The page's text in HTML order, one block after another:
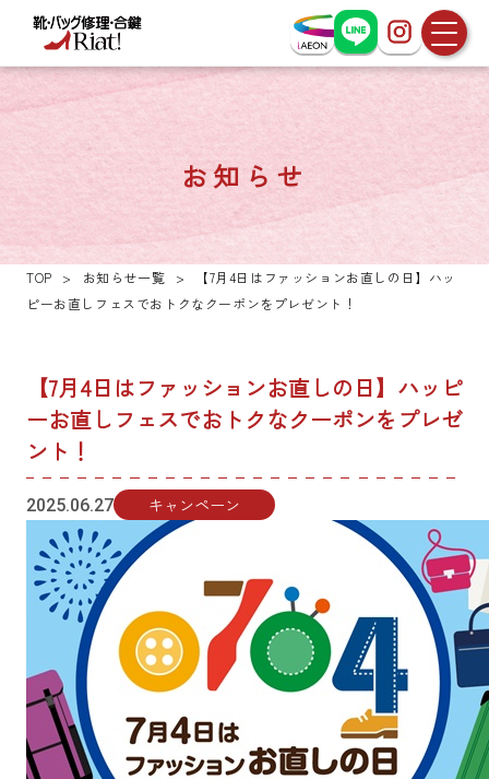
お知らせ
TOP > お知らせ一覧 >
【7月4日はファッションお直しの日】ハッ
ピーお直しフェスでおトクなクーポンをプレゼント！
【7月4日はファッションお直しの日】ハッピ
ーお直しフェスでおトクなクーポンをプレゼ
ント！
2025.06.27 キャンペーン